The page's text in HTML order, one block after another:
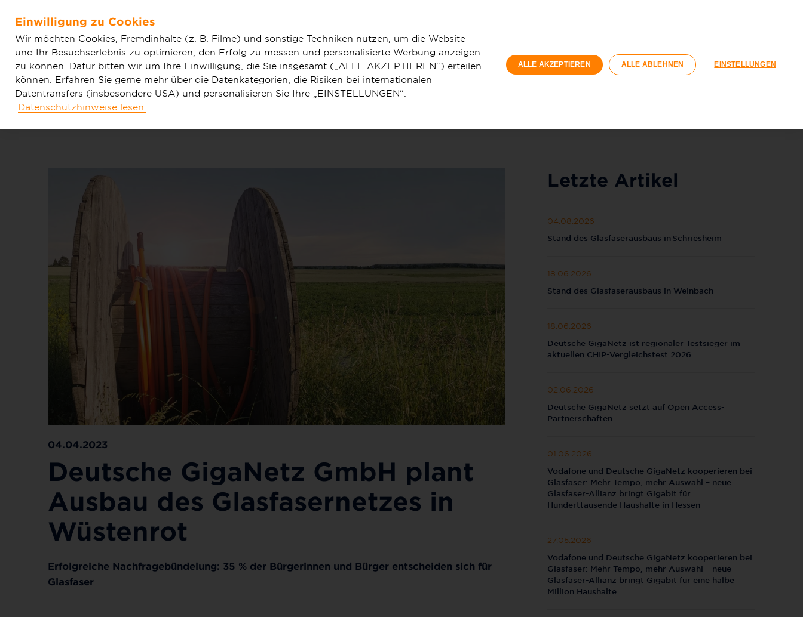
Zum Hauptinhalt springen
Registrieren
Tarife & Produkte
04.04.2023
Deutsche GigaNetz GmbH plant
Ausbau des Glasfasernetzes in
Wüstenrot
Erfolgreiche Nachfragebündelung: 35 % der Bürgerinnen und Bürger entscheiden sich für
Glasfaser
Letzte Artikel
04.08.2026
Stand des Glasfaserausbaus in Schriesheim
18.06.2026
Stand des Glasfaserausbaus in Weinbach
18.06.2026
Deutsche GigaNetz ist regionaler Testsieger im
aktuellen CHIP-Vergleichstest 2026
02.06.2026
Deutsche GigaNetz setzt auf Open Access-
Partnerschaften
01.06.2026
Vodafone und Deutsche GigaNetz kooperieren bei
Glasfaser: Mehr Tempo, mehr Auswahl – neue
Glasfaser-Allianz bringt Gigabit für
Hunderttausende Haushalte in Hessen
27.05.2026
Vodafone und Deutsche GigaNetz kooperieren bei
Glasfaser: Mehr Tempo, mehr Auswahl – neue
Glasfaser-Allianz bringt Gigabit für eine halbe
Million Haushalte
Einwilligung zu Cookies
Wir möchten Cookies, Fremdinhalte (z. B. Filme) und sonstige Techniken nutzen, um die Website
und Ihr Besuchserlebnis zu optimieren, den Erfolg zu messen und personalisierte Werbung anzeigen
zu können. Dafür bitten wir um Ihre Einwilligung, die Sie insgesamt („ALLE AKZEPTIEREN“) erteilen
können. Erfahren Sie gerne mehr über die Datenkategorien, die Risiken bei internationalen
Datentransfers (insbesondere USA) und personalisieren Sie Ihre „EINSTELLUNGEN“.
Datenschutzhinweise lesen.
ALLE AKZEPTIEREN ALLE ABLEHNEN EINSTELLUNGEN